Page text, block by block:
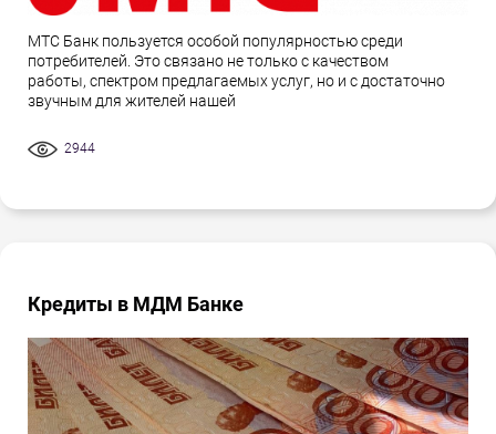
МТС Банк пользуется особой популярностью среди
потребителей. Это связано не только с качеством
работы, спектром предлагаемых услуг, но и с достаточно
звучным для жителей нашей
2944
Кредиты в МДМ Банке